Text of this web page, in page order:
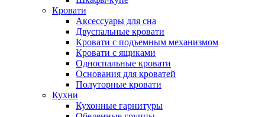
Кровати
Аксессуары для сна
Двуспальные кровати
Кровати с подъемным механизмом
Кровати с ящиками
Односпальные кровати
Основания для кроватей
Полуторные кровати
Кухни
Кухонные гарнитуры